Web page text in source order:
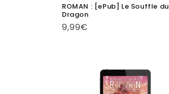
ROMAN : [ePub] Le Souffle du
Dragon
Prix
9,99€